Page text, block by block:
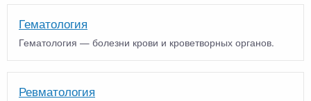
Гематология
Гематология — болезни крови и кроветворных органов.
Ревматология